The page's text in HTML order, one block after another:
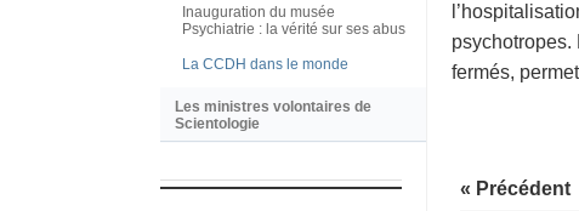
psychotropes.
fermés,
« Précédent
Inauguration du musée
Psychiatrie : la vérité sur ses abus
La CCDH dans le monde
Les ministres volontaires de
Scientologie